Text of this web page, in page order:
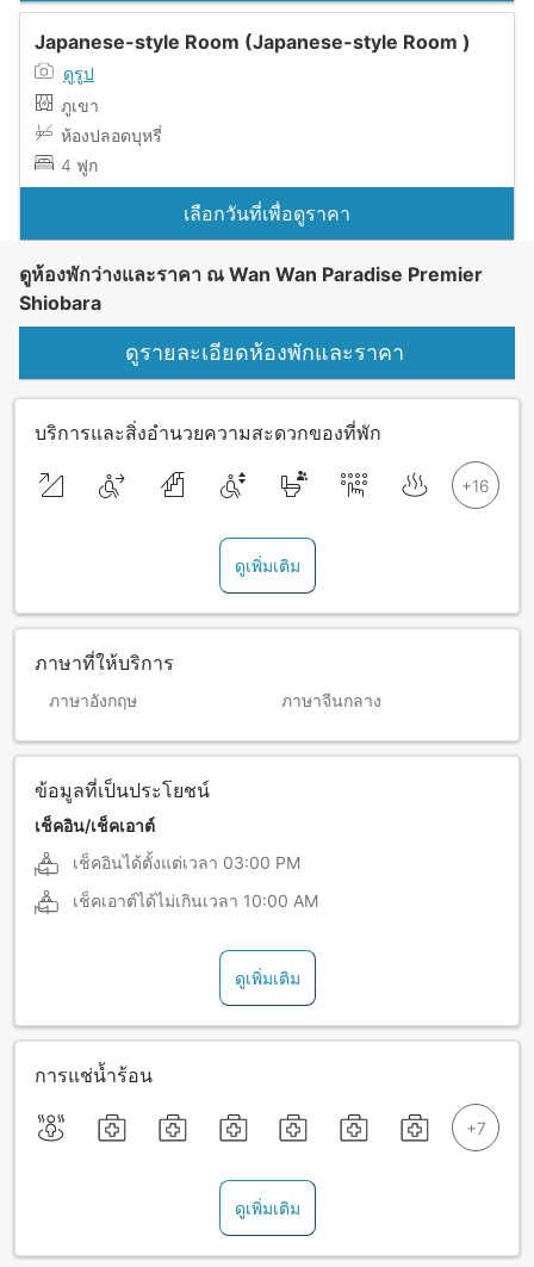
Japanese-style Room (Japanese-style Room )
ดูรูป
ภูเขา
ห้องปลอดบุหรี่
4 ฟูก
เลือกวันที่เพื่อดูราคา
ดูห้องพักว่างและราคา ณ Wan Wan Paradise Premier
Shiobara
ดูรายละเอียดห้องพักและราคา
บริการและสิ่งอำนวยความสะดวกของที่พัก
ดูเพิ่มเติม
ภาษาที่ให้บริการ
ภาษาอังกฤษ ภาษาจีนกลาง
ข้อมูลที่เป็นประโยชน์
เช็คอิน/เช็คเอาต์
เช็คอินได้ตั้งแต่เวลา 03:00 PM
เช็คเอาต์ได้ไม่เกินเวลา 10:00 AM
ดูเพิ่มเติม
การแช่น้ำร้อน
ดูเพิ่มเติม